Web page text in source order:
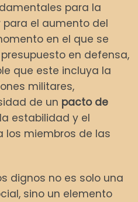
para la
el aumento del
en el que se
en defensa,
que este incluya la
militares,
de un pacto de
estabilidad y el
los miembros de las
dignos no es solo una
sino un elemento